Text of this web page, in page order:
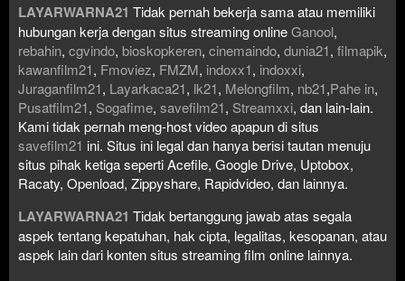
LAYARWARNA21 Tidak pernah bekerja sama atau memiliki
hubungan kerja dengan situs streaming onlineGanool,
rebahin, cgvindo, bioskopkeren, cinemaindo, dunia21, filmapik,
kawanfilm21, Fmoviez, FMZM, indoxx1, indoxxi,
Juraganfilm21, Layarkaca21, lk21, Melongfilm, nb21,Pahe in,
Pusatfilm21, Sogafime, savefilm21, Streamxxi, dan lain-lain.
Kami tidak pernah meng-host video apapun di situs
savefilm21 ini. Situs ini legal dan hanya berisi tautan menuju
situs pihak ketiga seperti Acefile, Google Drive, Uptobox,
Racaty, Openload, Zippyshare, Rapidvideo, dan lainnya.
LAYARWARNA21 Tidak bertanggung jawab atas segala
aspek tentang kepatuhan, hak cipta, legalitas, kesopanan, atau
aspek lain dari konten situs streaming film online lainnya.